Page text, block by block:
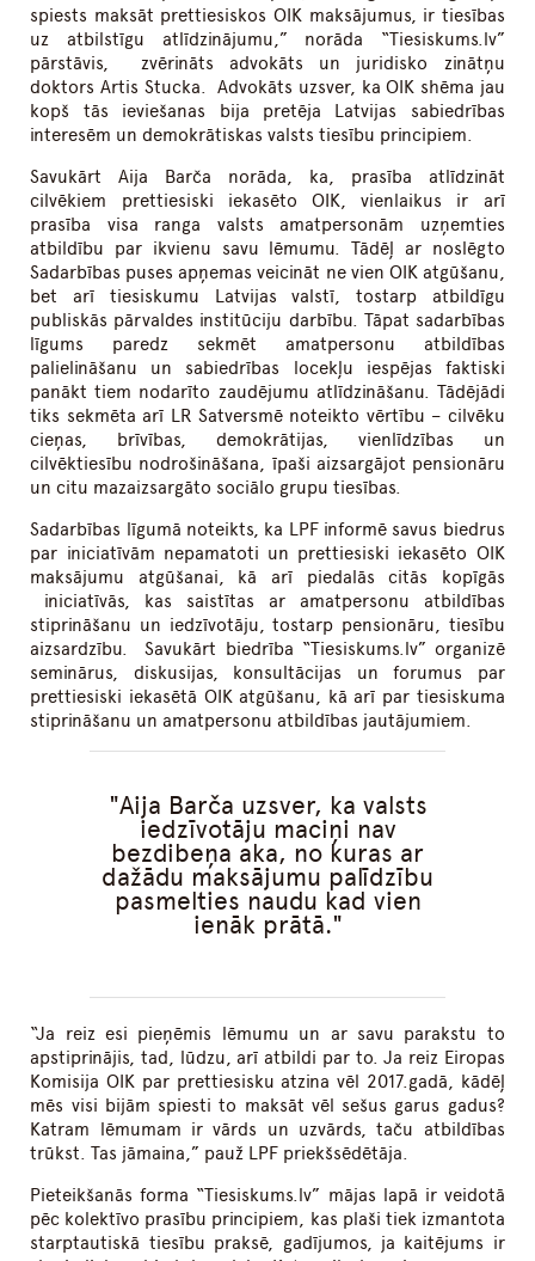
spiests maksāt prettiesiskos OIK maksājumus, ir tiesības
uz atbilstīgu atlīdzinājumu,” norāda “Tiesiskums.lv”
pārstāvis, zvērināts advokāts un juridisko zinātņu
doktors Artis Stucka. Advokāts uzsver, ka OIK shēma jau
kopš tās ieviešanas bija pretēja Latvijas sabiedrības
interesēm un demokrātiskas valsts tiesību principiem.
Savukārt Aija Barča norāda, ka, prasība atlīdzināt
cilvēkiem prettiesiski iekasēto OIK, vienlaikus ir arī
prasība visa ranga valsts amatpersonām uzņemties
atbildību par ikvienu savu lēmumu. Tādēļ ar noslēgto
Sadarbības puses apņemas veicināt ne vien OIK atgūšanu,
bet arī tiesiskumu Latvijas valstī, tostarp atbildīgu
publiskās pārvaldes institūciju darbību. Tāpat sadarbības
līgums paredz sekmēt amatpersonu atbildības
palielināšanu un sabiedrības locekļu iespējas faktiski
panākt tiem nodarīto zaudējumu atlīdzināšanu. Tādējādi
tiks sekmēta arī LR Satversmē noteikto vērtību – cilvēku
cieņas, brīvības, demokrātijas, vienlīdzības un
cilvēktiesību nodrošināšana, īpaši aizsargājot pensionāru
un citu mazaizsargāto sociālo grupu tiesības.
Sadarbības līgumā noteikts, ka LPF informē savus biedrus
par iniciatīvām nepamatoti un prettiesiski iekasēto OIK
maksājumu atgūšanai, kā arī piedalās citās kopīgās
iniciatīvās, kas saistītas ar amatpersonu atbildības
stiprināšanu un iedzīvotāju, tostarp pensionāru, tiesību
aizsardzību. Savukārt biedrība “Tiesiskums.lv” organizē
seminārus, diskusijas, konsultācijas un forumus par
prettiesiski iekasētā OIK atgūšanu, kā arī par tiesiskuma
stiprināšanu un amatpersonu atbildības jautājumiem.
Aija Barča uzsver, ka valsts
iedzīvotāju maciņi nav
bezdibeņa aka, no kuras ar
dažādu maksājumu palīdzību
pasmelties naudu kad vien
ienāk prātā.
“Ja reiz esi pieņēmis lēmumu un ar savu parakstu to
apstiprinājis, tad, lūdzu, arī atbildi par to. Ja reiz Eiropas
Komisija OIK par prettiesisku atzina vēl 2017.gadā, kādēļ
mēs visi bijām spiesti to maksāt vēl sešus garus gadus?
Katram lēmumam ir vārds un uzvārds, taču atbildības
trūkst. Tas jāmaina,” pauž LPF priekšsēdētāja.
Pieteikšanās forma “Tiesiskums.lv” mājas lapā ir veidotā
pēc kolektīvo prasību principiem, kas plaši tiek izmantota
starptautiskā tiesību praksē, gadījumos, ja kaitējums ir